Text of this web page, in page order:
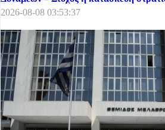
2026-08-08 03:53:37